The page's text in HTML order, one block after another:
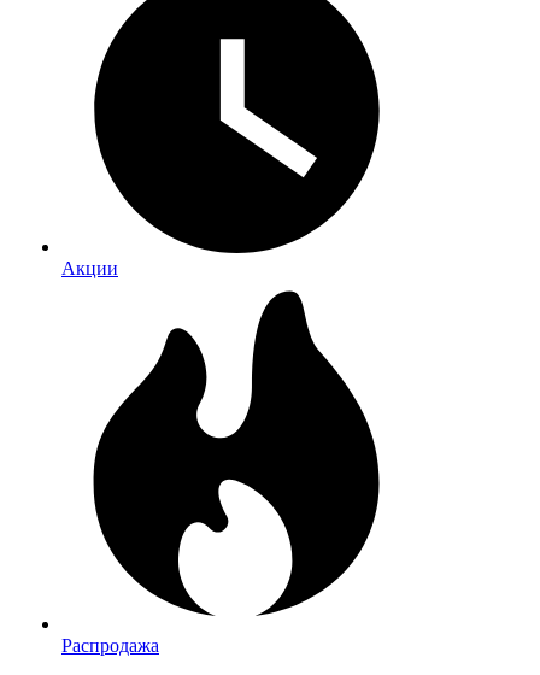
Акции
Распродажа